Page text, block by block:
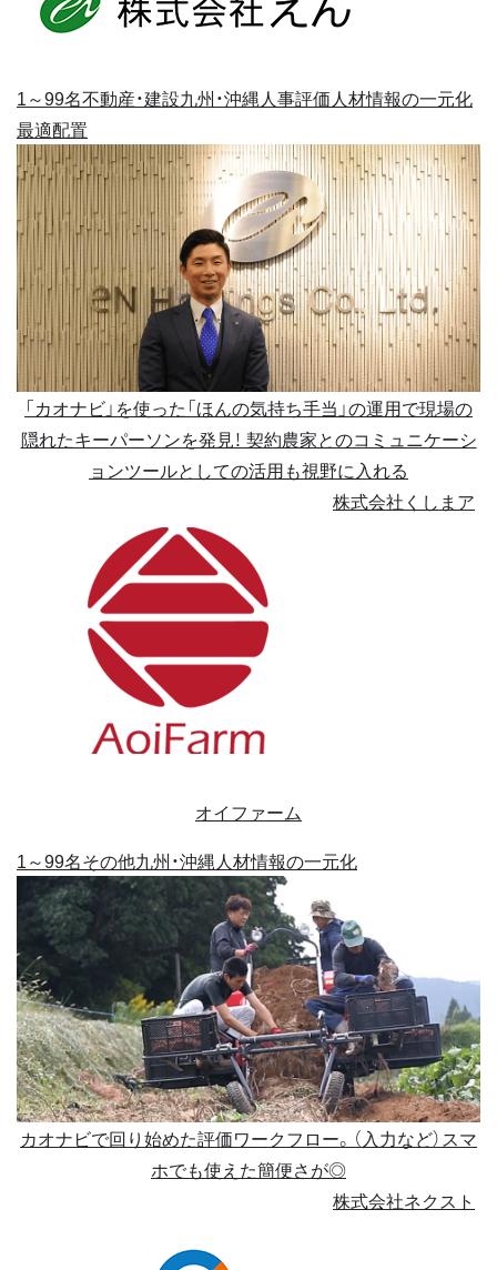
1～99名不動産・建設九州・沖縄人事評価人材情報の一元化
最適配置
「カオナビ」を使った「ほんの気持ち手当」の運用で現場の
隠れたキーパーソンを発見！ 契約農家とのコミュニケーシ
ョンツールとしての活用も視野に入れる
株式会社くしまア
オイファーム
1～99名その他九州・沖縄人材情報の一元化
カオナビで回り始めた評価ワークフロー。（入力など）スマ
ホでも使えた簡便さが◎
株式会社ネクスト